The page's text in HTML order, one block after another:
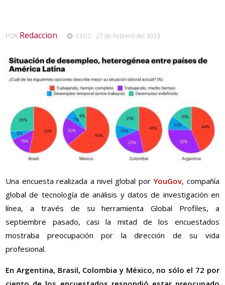
POR Redaccion, 13:02 - 27 de Febrero del 2023
Una encuesta realizada a nivel global porYouGov, compañía
global de tecnología de análisis y datos de investigación en
línea, a través de su herramienta Global Profiles, a
septiembre pasado, casi la mitad de los encuestados
mostraba preocupación por la dirección de su vida
profesional.
En Argentina, Brasil, Colombia y México, no sólo el 72 por